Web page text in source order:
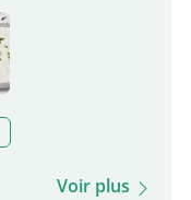
Voir plus